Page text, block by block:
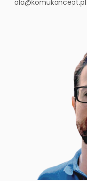
ola@komukoncept.pl